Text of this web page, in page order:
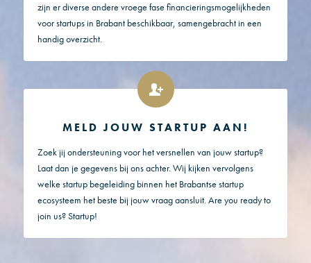
zijn er diverse andere vroege fase financieringsmogelijkheden
voor startups in Brabant beschikbaar, samengebracht in een
handig overzicht.
MELD JOUW STARTUP AAN!
Zoek jij ondersteuning voor het versnellen van jouw startup?
Laat dan je gegevens bij ons achter. Wij kijken vervolgens
welke startup begeleiding binnen het Brabantse startup
ecosysteem het beste bij jouw vraag aansluit. Are you ready to
join us? Startup!